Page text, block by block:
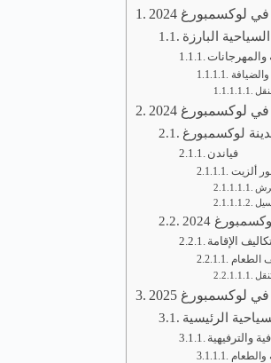
لوكسمبورغ 2024
البارزة
والمهرجانات
والضيافة
لوكسمبورغ 2024
لوكسمبورغ
فياندن
ألزيت
2024
الإقامة
الطعام
لوكسمبورغ 2025
الرئيسية
والترفيهية
والطعام